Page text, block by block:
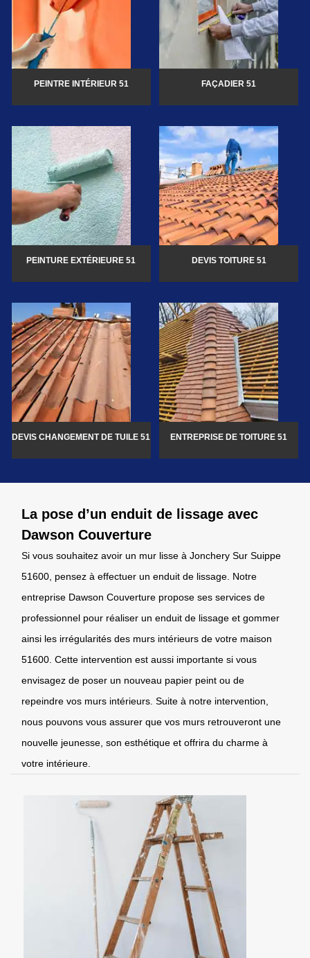
PEINTRE INTÉRIEUR 51 FAÇADIER 51
PEINTURE EXTÉRIEURE 51 DEVIS TOITURE 51
DEVIS CHANGEMENT DE TUILE 51 ENTREPRISE DE TOITURE 51
La pose d’un enduit de lissage avec
Dawson Couverture
Si vous souhaitez avoir un mur lisse à Jonchery Sur Suippe
51600, pensez à effectuer un enduit de lissage. Notre
entreprise Dawson Couverture propose ses services de
professionnel pour réaliser un enduit de lissage et gommer
ainsi les irrégularités des murs intérieurs de votre maison
51600. Cette intervention est aussi importante si vous
envisagez de poser un nouveau papier peint ou de
repeindre vos murs intérieurs. Suite à notre intervention,
nous pouvons vous assurer que vos murs retrouveront une
nouvelle jeunesse, son esthétique et offrira du charme à
votre intérieure.